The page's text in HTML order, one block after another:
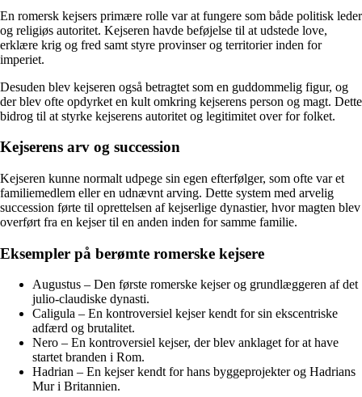
En romersk kejsers primære rolle var at fungere som både politisk leder
og religiøs autoritet. Kejseren havde beføjelse til at udstede love,
erklære krig og fred samt styre provinser og territorier inden for
imperiet.
Desuden blev kejseren også betragtet som en guddommelig figur, og
der blev ofte opdyrket en kult omkring kejserens person og magt. Dette
bidrog til at styrke kejserens autoritet og legitimitet over for folket.
Kejserens arv og succession
Kejseren kunne normalt udpege sin egen efterfølger, som ofte var et
familiemedlem eller en udnævnt arving. Dette system med arvelig
succession førte til oprettelsen af kejserlige dynastier, hvor magten blev
overført fra en kejser til en anden inden for samme familie.
Eksempler på berømte romerske kejsere
Augustus – Den første romerske kejser og grundlæggeren af det
julio-claudiske dynasti.
Caligula – En kontroversiel kejser kendt for sin ekscentriske
adfærd og brutalitet.
Nero – En kontroversiel kejser, der blev anklaget for at have
startet branden i Rom.
Hadrian – En kejser kendt for hans byggeprojekter og Hadrians
Mur i Britannien.